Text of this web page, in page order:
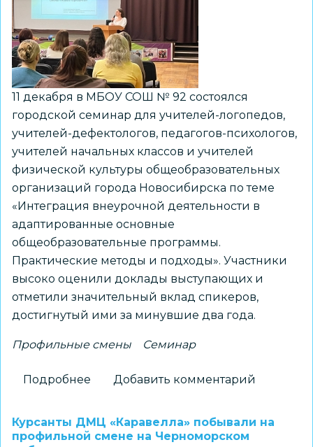
центр
«Смена»
11 декабря в МБОУ СОШ № 92 состоялся
городской семинар для учителей-логопедов,
учителей-дефектологов, педагогов-психологов,
учителей начальных классов и учителей
физической культуры общеобразовательных
организаций города Новосибирска по теме
«Интеграция внеурочной деятельности в
адаптированные основные
общеобразовательные программы.
Практические методы и подходы». Участники
высоко оценили доклады выступающих и
отметили значительный вклад спикеров,
достигнутый ими за минувшие два года.
Профильные смены Семинар
Подробнее
семинар
«Интеграция
Добавить комментарий
Курсанты ДМЦ «Каравелла» побывали на
профильной смене на Черноморском